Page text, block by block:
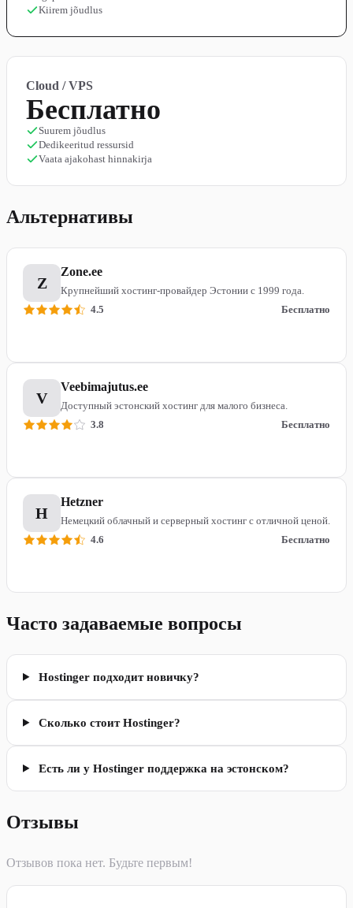
Kiirem jõudlus
Cloud / VPS
Бесплатно
Suurem jõudlus
Dedikeeritud ressursid
Vaata ajakohast hinnakirja
Альтернативы
Z
Zone.ee
Крупнейший хостинг-провайдер Эстонии с 1999 года.
4.5
Бесплатно
V
Veebimajutus.ee
Доступный эстонский хостинг для малого бизнеса.
3.8
Бесплатно
H
Hetzner
Немецкий облачный и серверный хостинг с отличной ценой.
4.6
Бесплатно
Часто задаваемые вопросы
Hostinger подходит новичку?
Сколько стоит Hostinger?
Есть ли у Hostinger поддержка на эстонском?
Отзывы
Отзывов пока нет. Будьте первым!